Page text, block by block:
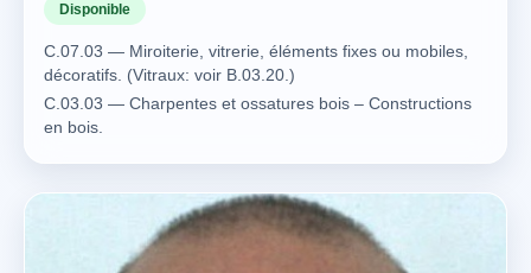
Disponible
C.07.03 — Miroiterie, vitrerie, éléments fixes ou mobiles,
décoratifs. (Vitraux: voir B.03.20.)
C.03.03 — Charpentes et ossatures bois – Constructions
en bois.
C.07.02 — Menuiseries extérieures: bois – acier –
aluminium – PVC – composite – ferronnerie.
C.07.03 — Miroiterie, vitrerie, éléments fixes ou mobiles,